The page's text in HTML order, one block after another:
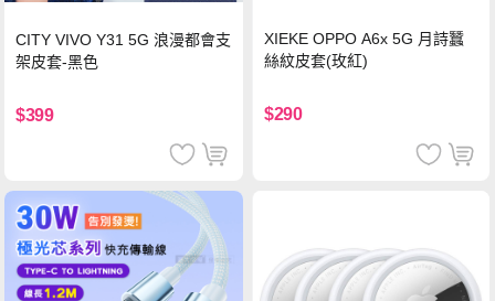
CITY VIVO Y31 5G 浪漫都會支
架皮套-黑色
$399
XIEKE OPPO A6x 5G 月詩蠶
絲紋皮套(玫紅)
$290